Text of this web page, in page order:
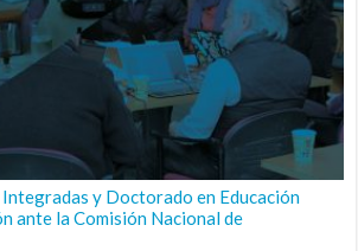
y Doctorado en Educación
ante la Comisión Nacional de